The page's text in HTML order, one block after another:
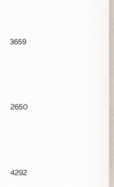
3659
2650
4292